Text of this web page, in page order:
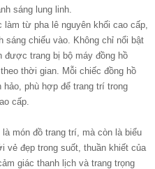
sáng lung linh.
từ pha lê nguyên khối cao cấp,
sáng chiếu vào. Không chỉ nổi bật
được trang bị bộ máy đồng hồ
thời gian. Mỗi chiếc đồng hồ
phù hợp để trang trí trong
cấp.
món đồ trang trí, mà còn là biểu
đẹp trong suốt, thuần khiết của
giác thanh lịch và trang trọng